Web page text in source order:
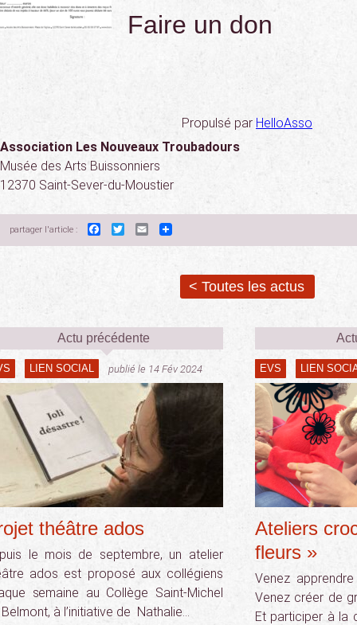
Faire un don
Propulsé par HelloAsso
Association Les Nouveaux Troubadours
Musée des Arts Buissonniers
12370 Saint-Sever-du-Moustier
partager l'article : Facebook
TwitterEmail
< Toutes les actus
Actu précédente
LIEN SOCIAL publié le 14 Fév 2024
théâtre ados
le mois de septembre, un atelier
ados est proposé aux collégiens
semaine au Collège Saint-Michel
à l’initiative de Nathalie…
EVS LIEN
Ateliers
fleurs »
Venez
Venez créer de
Et participer à la